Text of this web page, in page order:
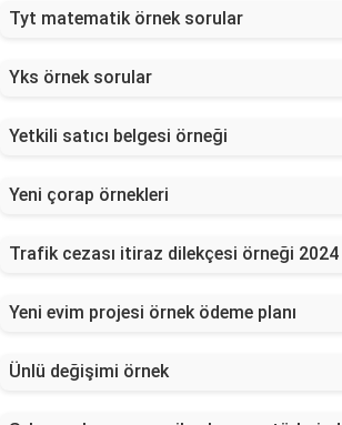
Tyt matematik örnek sorular
Yks örnek sorular
Yetkili satıcı belgesi örneği
Yeni çorap örnekleri
Trafik cezası itiraz dilekçesi örneği 2024
Yeni evim projesi örnek ödeme planı
Ünlü değişimi örnek